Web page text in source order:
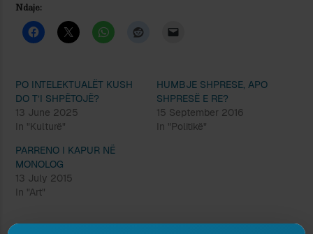
Ndaje:
PO INTELEKTUALËT KUSH
DO T’I SHPËTOJË?
13 June 2025
In "Kulturë"
HUMBJE SHPRESE, APO
SHPRESË E RE?
15 September 2016
In "Politikë"
PARRENO I KAPUR NË
MONOLOG
13 July 2015
In "Art"